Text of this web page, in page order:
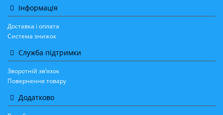
Інформація
Доставка і оплата
Система знижок
Служба підтримки
Зворотній зв’язок
Повернення товару
Додатково